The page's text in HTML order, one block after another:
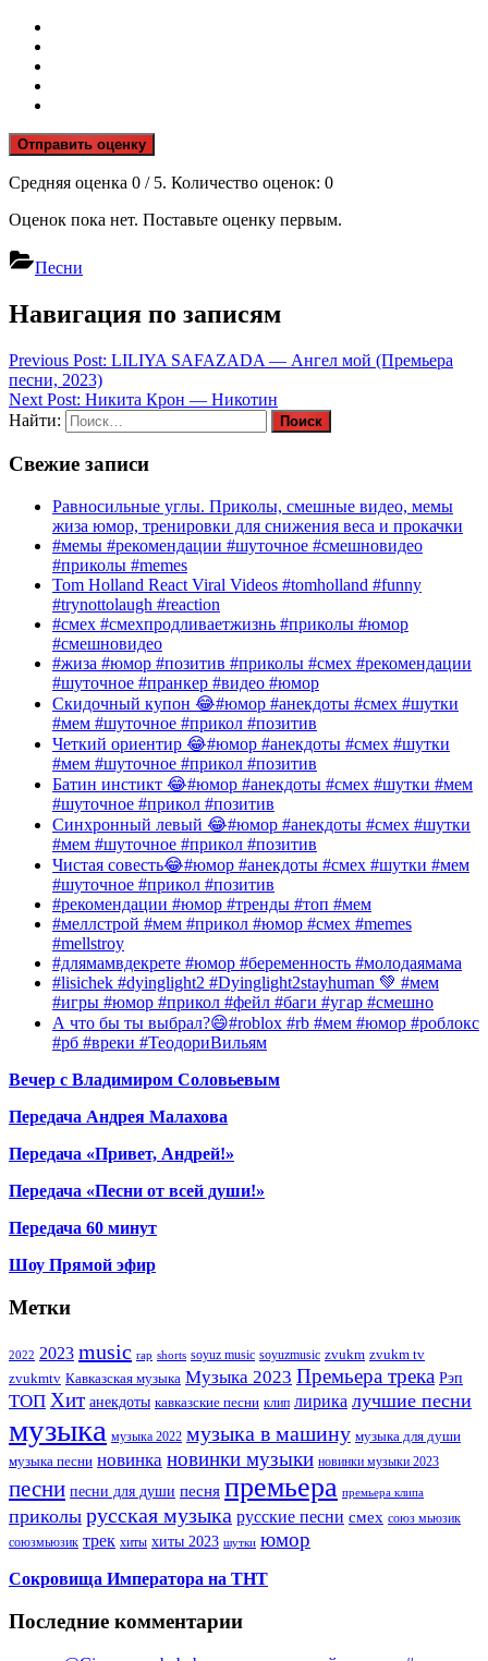
Отправить оценку
Средняя оценка 0 / 5. Количество оценок: 0
Оценок пока нет. Поставьте оценку первым.
Песни
Навигация по записям
Previous Post: LILIYA SAFAZADA — Ангел мой (Премьера
песни, 2023)
Next Post: Никита Крон — Никотин
Найти:
Свежие записи
Равносильные углы. Приколы, смешные видео, мемы
жиза юмор, тренировки для снижения веса и прокачки
#мемы #рекомендации #шуточное #смешновидео
#приколы #memes
Tom Holland React Viral Videos #tomholland #funny
#trynottolaugh #reaction
#смех #смехпродливаетжизнь #приколы #юмор
#смешновидео
#жиза #юмор #позитив #приколы #смех #рекомендации
#шуточное #пранкер #видео #юмор
Скидочный купон 😂#юмор #анекдоты #смех #шутки
#мем #шуточное #прикол #позитив
Четкий ориентир 😂#юмор #анекдоты #смех #шутки
#мем #шуточное #прикол #позитив
Батин инстикт 😂#юмор #анекдоты #смех #шутки #мем
#шуточное #прикол #позитив
Синхронный левый 😂#юмор #анекдоты #смех #шутки
#мем #шуточное #прикол #позитив
Чистая совесть😂#юмор #анекдоты #смех #шутки #мем
#шуточное #прикол #позитив
#рекомендации #юмор #тренды #топ #мем
#меллстрой #мем #прикол #юмор #смех #memes
#mellstroy
#длямамвдекрете #юмор #беременность #молодаямама
#lisichek #dyinglight2 #Dyinglight2stayhuman 💚 #мем
#игры #юмор #прикол #фейл #баги #угар #смешно
А что бы ты выбрал?😄#roblox #rb #мем #юмор #роблокс
#рб #вреки #ТеодориВильям
Вечер с Владимиром Соловьевым
Передача Андрея Малахова
Передача «Привет, Андрей!»
Передача «Песни от всей души!»
Передача 60 минут
Шоу Прямой эфир
Метки
2022 2023 music rap shorts soyuz music soyuzmusic zvukm zvukm tv
zvukmtv Кавказская музыка Музыка 2023 Премьера трека Рэп
ТОП Хит анекдоты кавказские песни клип лирика лучшие песни
музыка музыка 2022 музыка в машину музыка для души
музыка песни новинка новинки музыки новинки музыки 2023
песни песни для души песня премьера премьера клипа
приколы русская музыка русские песни смех союз мьюзик
союзмьюзик трек хиты хиты 2023 шутки юмор
Сокровища Императора на ТНТ
Последние комментарии